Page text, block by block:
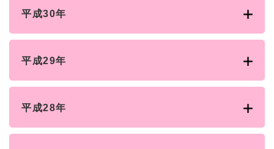
平成30年
平成29年
平成28年